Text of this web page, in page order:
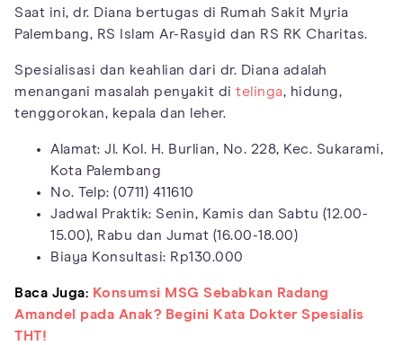
Saat ini, dr. Diana bertugas di Rumah Sakit Myria
Palembang, RS Islam Ar-Rasyid dan RS RK Charitas.
Spesialisasi dan keahlian dari dr. Diana adalah
menangani masalah penyakit di telinga, hidung,
tenggorokan, kepala dan leher.
Alamat: Jl. Kol. H. Burlian, No. 228, Kec. Sukarami,
Kota Palembang
No. Telp: (0711) 411610
Jadwal Praktik: Senin, Kamis dan Sabtu (12.00-
15.00), Rabu dan Jumat (16.00-18.00)
Biaya Konsultasi: Rp130.000
Baca Juga: Konsumsi MSG Sebabkan Radang
Amandel pada Anak? Begini Kata Dokter Spesialis
THT!